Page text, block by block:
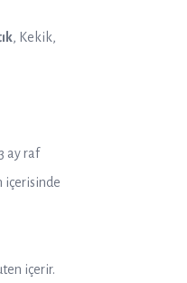
, Kekik,
ay raf
içerisinde
içerir.